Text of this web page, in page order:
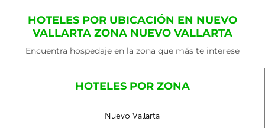
HOTELES POR UBICACIÓN EN NUEVO
VALLARTA ZONA NUEVO VALLARTA
Encuentra hospedaje en la zona que más te interese
HOTELES POR ZONA
Nuevo Vallarta